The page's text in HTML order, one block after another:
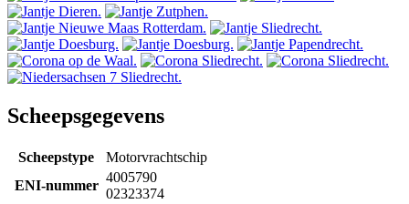
Scheepsgegevens
Scheepstype
Motorvrachtschip
ENI-nummer
4005790
02323374